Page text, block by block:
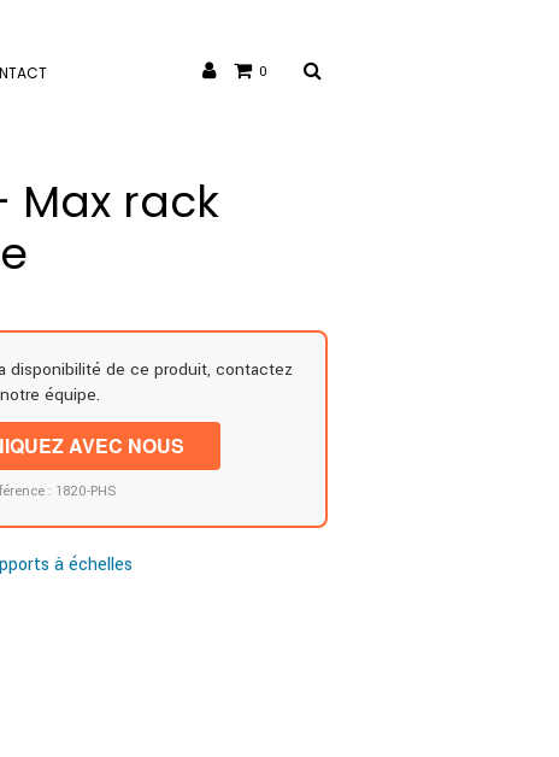
0
Max rack
disponibilité de ce produit, contactez
notre équipe.
AVEC NOUS
: 1820-PHS
à échelles